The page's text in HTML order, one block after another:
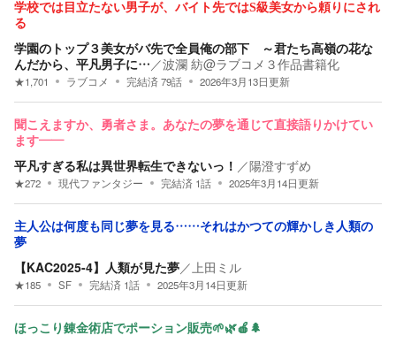
学校では目立たない男子が、バイト先ではS級美女から頼りにされ
る
学園のトップ３美女がバ先で全員俺の部下 ～君たち高嶺の花な
んだから、平凡男子に…／波瀾 紡@ラブコメ３作品書籍化
★1,701 ラブコメ 完結済79話 2026年3月13日更新
聞こえますか、勇者さま。あなたの夢を通じて直接語りかけてい
ます——
平凡すぎる私は異世界転生できないっ！ ／陽澄すずめ
★272 現代ファンタジー 完結済 1話 2025年3月14日更新
主人公は何度も同じ夢を見る……それはかつての輝かしき人類の
夢
【KAC2025-4】人類が見た夢／上田ミル
★185 SF 完結済 1話 2025年3月14日更新
ほっこり錬金術店でポーション販売🌱🌿🍎🌲